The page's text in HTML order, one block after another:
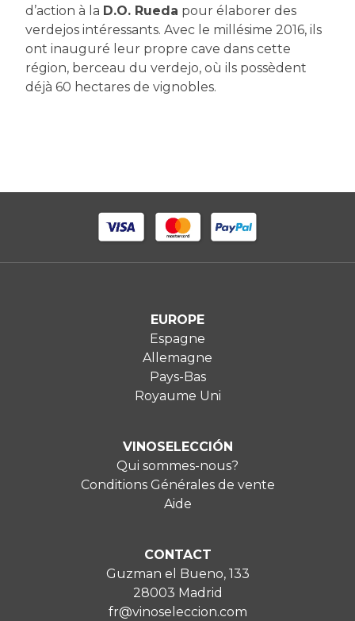
d’action à la D.O. Rueda pour élaborer des
verdejos intéressants. Avec le millésime 2016, ils
ont inauguré leur propre cave dans cette
région, berceau du verdejo, où ils possèdent
déjà 60 hectares de vignobles.
EUROPE
Espagne
Allemagne
Pays-Bas
Royaume Uni
VINOSELECCIÓN
Qui sommes-nous?
Conditions Générales de vente
Aide
CONTACT
Guzman el Bueno, 133
28003 Madrid
fr@vinoseleccion.com